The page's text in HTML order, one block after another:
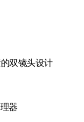
双镜头设计
器